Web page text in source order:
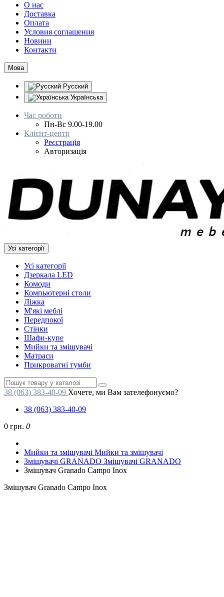
О нас
Доставка
Оплата
Условия соглашения
Новини
Контакти
Мова
Русский
Українська
Час роботи
Пн-Вс 9.00-19.00
Клієнт-центр
Реєстрація
Авторизація
Усі категорії
Усі категорії
Дзеркала LED
Комоди
Компьютерні столи
Ліжка
М'які меблі
Передпокої
Стінки
Шафи-купе
Мийки та змішувачі
Матраси
Прикроватні тумби
38 (063) 383-40-09 Хочете, ми Вам зателефонуємо?
38 (063) 383-40-09
0 грн. 0
Мийки та змішувачі Мийки та змішувачі
Змішувачі GRANADO Змішувачі GRANADO
Змішувач Granado Campo Inox
Змішувач Granado Campo Inox